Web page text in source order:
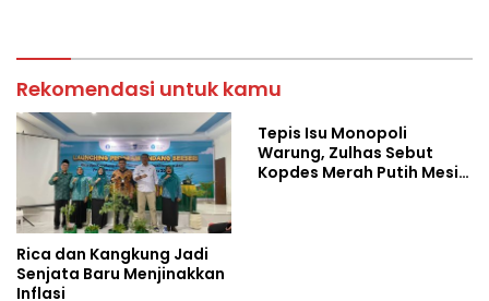
Rekomendasi untuk kamu
Rica dan Kangkung Jadi
Senjata Baru Menjinakkan
Inflasi
Tepis Isu Monopoli
Warung, Zulhas Sebut
Kopdes Merah Putih Mesin